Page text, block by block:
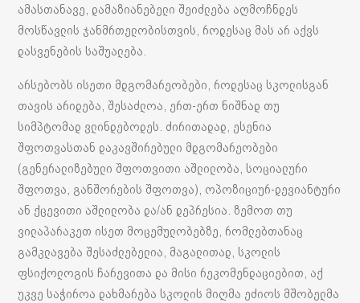
ამასთანავე, დამაზიანებელი შეიძლება აღმოჩნდეს
მოსწავლის ჯანმრთელობისთვის, როდესაც მას არ აქვს
დასვენების საშუალება.
არსებობს ისეთი მდგომარეობები, როდესაც სკოლისგან
თავის არიდება, შესაძლოა, ერთ-ერთ ნიშნად თუ
სიმპტომად ვლინდებოდეს. ძირითადად, ესენია
შფოთვასთან დაკავშირებული მდგომარეობები
(გენერალიზებული შფოთვითი აშლილობა, სოციალური
შფოთვა, განშორების შფოთვა), ოპოზიციურ-დევიანტური
ან ქცევითი აშლილობა და/ან დეპრესია. ზემოთ თუ
ვილაპარაკეთ ისეთ მოცემულობებზე, რომლებთანაც
გამკლავება შესაძლებელია, მაგალითად, სკოლის
ფსიქოლოგის ჩარევითა და მისი რეკომენდაციებით, აქ
უკვე საჭიროა დახმარება სკოლის მიღმა ეძიოს მშობელმა